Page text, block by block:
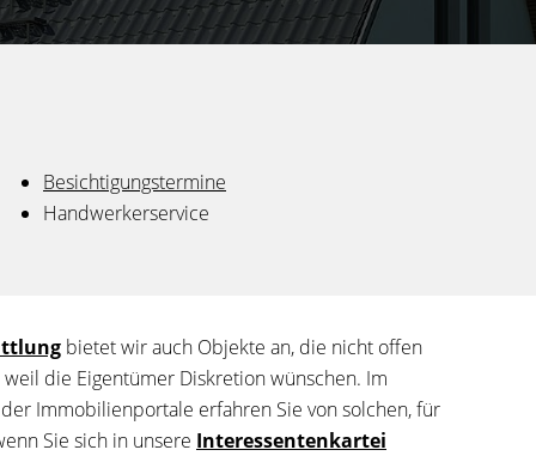
Besichtigungstermine
Handwerkerservice
bietet wir auch Objekte an, die nicht offen
die Eigentümer Diskretion wünschen. Im
Immobilienportale erfahren Sie von solchen, für
Sie sich in unsere Interessentenkartei